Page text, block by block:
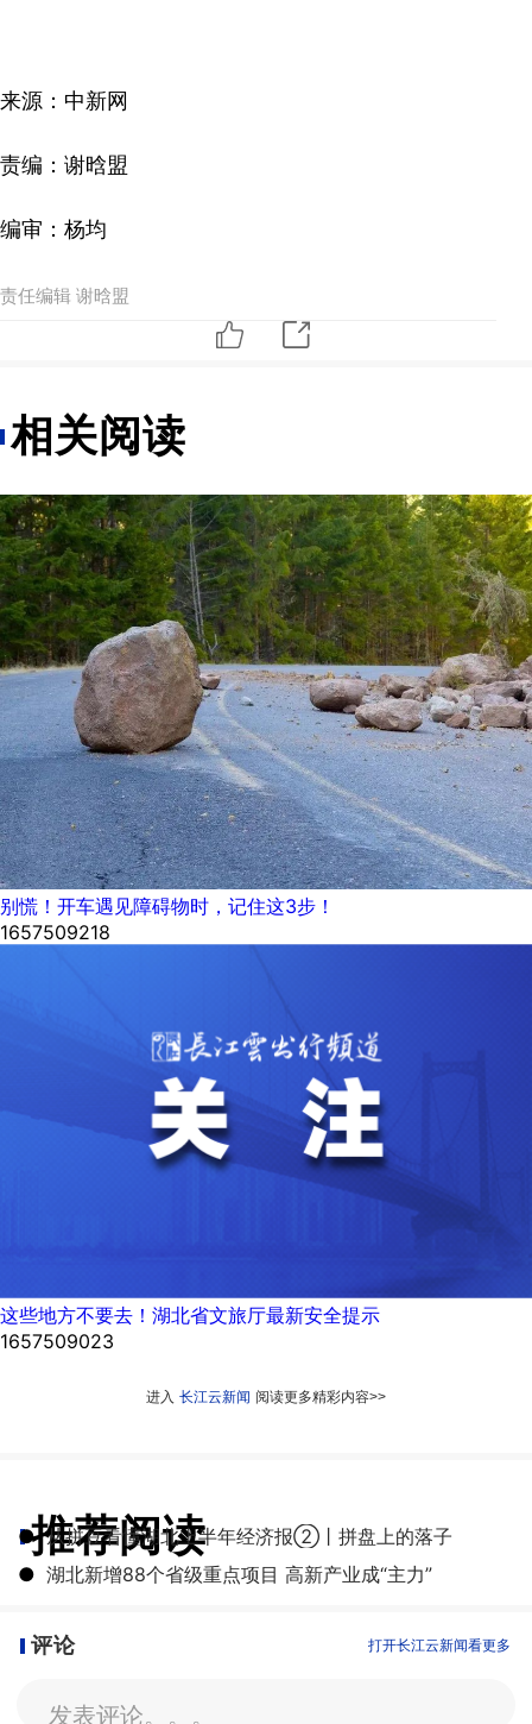
来源：中新网
责编：谢晗盟
编审：杨均
责任编辑 谢晗盟
相关阅读
别慌！开车遇见障碍物时，记住这3步！
1657509218
这些地方不要去！湖北省文旅厅最新安全提示
1657509023
进入 长江云新闻 阅读更多精彩内容>>
推荐阅读
● 从拼豆看懂湖北上半年经济报②丨拼盘上的落子
● 湖北新增88个省级重点项目 高新产业成“主力”
评论 打开长江云新闻看更多
发表评论。。。